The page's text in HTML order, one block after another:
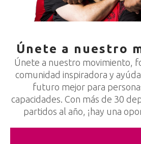
Únete a nuestro
Únete a nuestro movimiento,
comunidad inspiradora y
futuro mejor para
capacidades. Con más de 30
partidos al año, ¡hay una